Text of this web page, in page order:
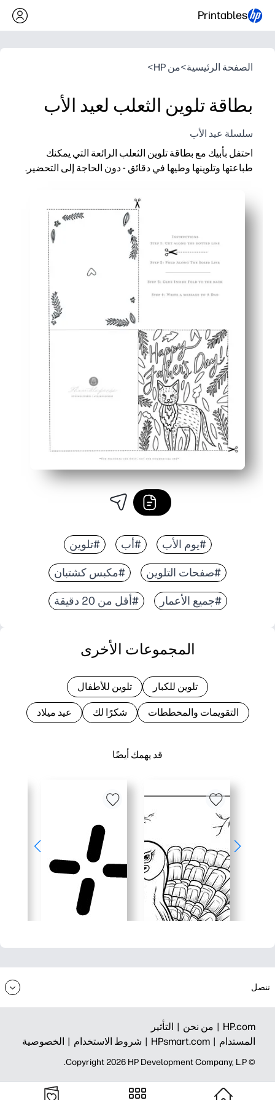
Printables
الصفحة الرئيسية>من HP >
بطاقة تلوين الثعلب لعيد الأب
سلسلة عيد الأب
احتفل بأبيك مع بطاقة تلوين الثعلب الرائعة التي يمكنك
طباعتها وتلوينها وطيها في دقائق - دون الحاجة إلى التحضير.
نشاط سريع للطباعة والانطلاق - مثالي لمنزلك أو الفصل الدراسي.
تُشرك الأطفال بأعمال فنية جريئة وودية أثناء بناء المهارات
يمكنك إضفاء الطابع الشخصي على الداخل برسائل أو رسومات -
تطبع على ورق قياسي بتصميم خفيف بالحبر - يسهل مشاركتها
#يوم الأب #أب #تلوين
#صفحات التلوين #مكبس كشتبان
#جميع الأعمار #أقل من 20 دقيقة
قد يهمك أيضًا
المجموعات الأخرى
تلوين للكبار تلوين للأطفال
التقويمات والمخططات شكرًا لك عيد ميلاد
تنصل
HP.com | من نحن | التأثير
المستدام | HPsmart.com | شروط الاستخدام | الخصوصية
© Copyright 2026 HP Development Company, L.P.